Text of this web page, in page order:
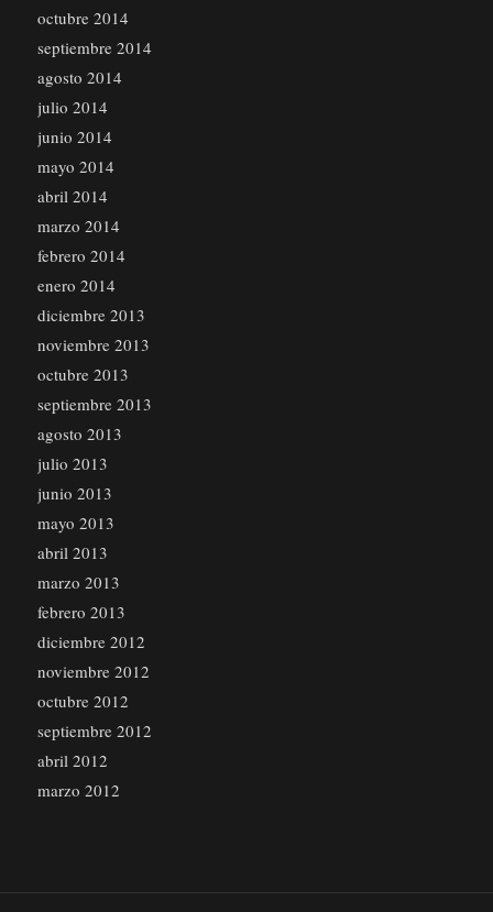
octubre 2014
septiembre 2014
agosto 2014
julio 2014
junio 2014
mayo 2014
abril 2014
marzo 2014
febrero 2014
enero 2014
diciembre 2013
noviembre 2013
octubre 2013
septiembre 2013
agosto 2013
julio 2013
junio 2013
mayo 2013
abril 2013
marzo 2013
febrero 2013
diciembre 2012
noviembre 2012
octubre 2012
septiembre 2012
abril 2012
marzo 2012